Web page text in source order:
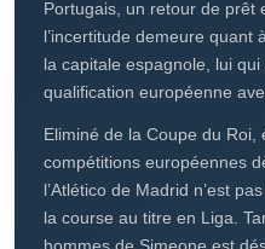
significatifs.
En parallèle, l’hiver 2023
côté de l’Atleti. Matheus
fait un choix similaire à celui
savoir partir rejoindre la
Portugais, un retour de prêt
l’incertitude demeure quant
la capitale espagnole, lui qui